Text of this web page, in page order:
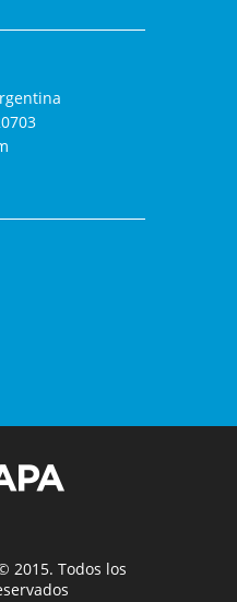
2015. Todos los